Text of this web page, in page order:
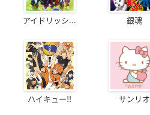
アイドリッシ... 銀魂
ハイキュー!! サンリオ